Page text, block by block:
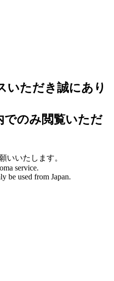
いただき誠にあり
でのみ閲覧いただ
いいたします。
service.
be used from Japan.